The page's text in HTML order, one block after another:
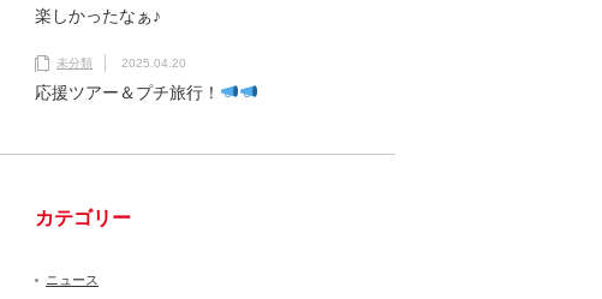
楽しかったなぁ♪
未分類 2025.04.20
応援ツアー＆プチ旅行！
カテゴリー
ニュース